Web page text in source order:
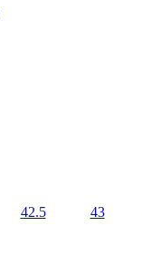
42.5 43